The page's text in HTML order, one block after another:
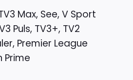
Max, See, V Sport
Puls, TV3+, TV2
Premier League
Prime